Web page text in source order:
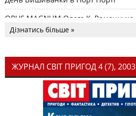
OPUS MAGNUM Олега К. Романчука
Дізнатись більше »
ЖУРНАЛ СВІТ ПРИГОД 4 (7), 2003